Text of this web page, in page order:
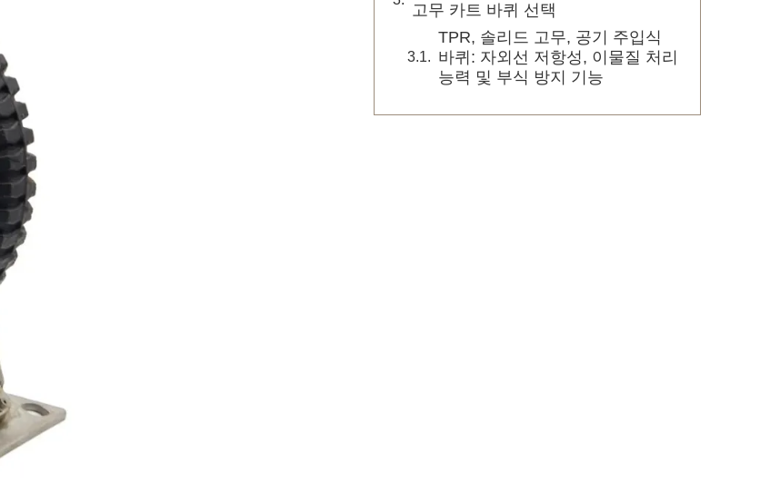
고무 카트 바퀴 선택
TPR, 솔리드 고무, 공기 주입식
바퀴: 자외선 저항성, 이물질 처리
능력 및 부식 방지 기능